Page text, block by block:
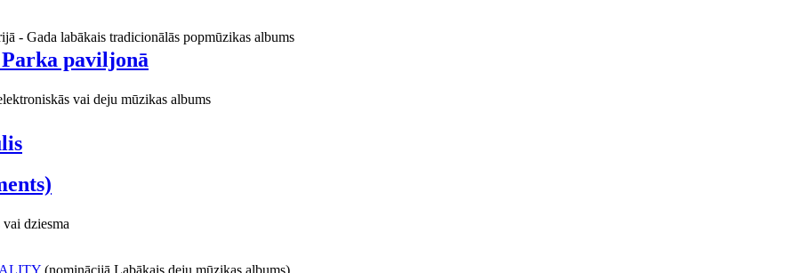
paviljonā
- Gada labākais tradicionālās popmūzikas albums
vai deju mūzikas albums
dziesma
(nominācijā Labākais deju mūzikas albums)